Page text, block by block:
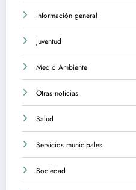
Información general
Juventud
Medio Ambiente
Otras noticias
Salud
Servicios municipales
Sociedad